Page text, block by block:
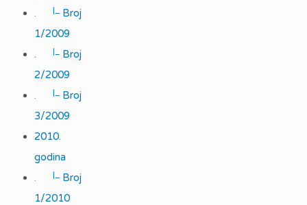
.
|_
Broj
1/2009
.
|_
Broj
2/2009
.
|_
Broj
3/2009
2010.
godina
.
|_
Broj
1/2010